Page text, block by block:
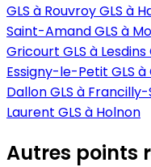
GLS à RouvroyGLS à
Saint-AmandGLS à
Gricourt GLS à Lesdins
Essigny-le-Petit GLS
DallonGLS à
Laurent GLS à Holnon
Autres points